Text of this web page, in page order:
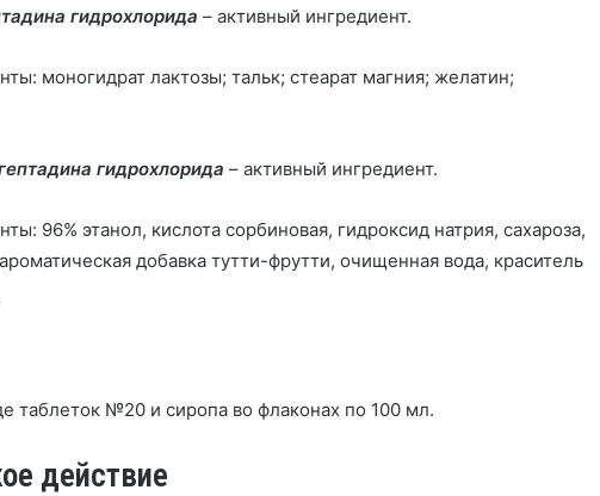
гидрохлорида – активный ингредиент.
моногидрат лактозы; тальк; стеарат магния; желатин;
гидрохлорида – активный ингредиент.
96% этанол, кислота сорбиновая, гидроксид натрия, сахароза,
добавка тутти-фрутти, очищенная вода, краситель
таблеток №20 и сиропа во флаконах по 100 мл.
действие